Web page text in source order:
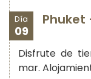
Día
09
Phuket
Disfrute de
mar.